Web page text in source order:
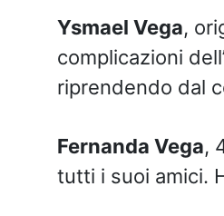
Ysmael Vega,
complicazioni
riprendendo dal
Fernanda Vega,
tutti i suoi amici.